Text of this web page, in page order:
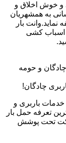
و خوش اخلاق و
به همشهریان
بار
اسباب کشی
چادگان و حومه
چادگان!
باربری و
تعرفه حمل بار
تحت پوشش